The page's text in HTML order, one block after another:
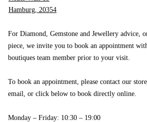
Hamburg, 20354
For Diamond, Gemstone and Jewellery advice,
piece, we invite you to book an appointment
boutiques team member prior to your visit.
To book an appointment, please contact our
email, or click below to book directly online.
Monday – Friday: 10:30 – 19:00